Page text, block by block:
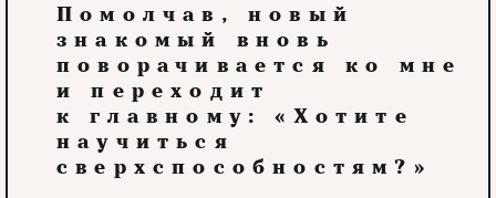
Помолчав, новый
знакомый вновь
поворачивается ко мне
и переходит
к главному: «Хотите
научиться
сверхспособностям?»